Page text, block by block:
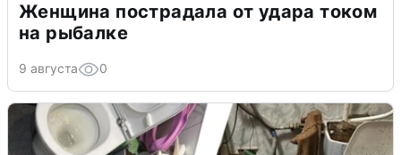
Женщина пострадала от удара током
на рыбалке
9 августа 0